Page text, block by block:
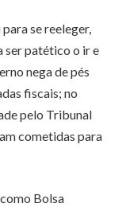
se reeleger,
ser patético o ir e
nega de pés
fiscais; no
pelo Tribunal
cometidas para
Bolsa